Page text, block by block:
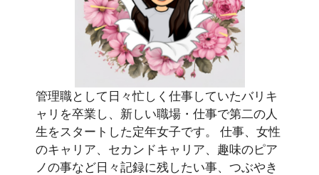
管理職として日々忙しく仕事していたバリキ
ャリを卒業し、新しい職場・仕事で第二の人
生をスタートした定年女子です。 仕事、女性
のキャリア、セカンドキャリア、趣味のピア
ノの事など日々記録に残したい事、つぶやき